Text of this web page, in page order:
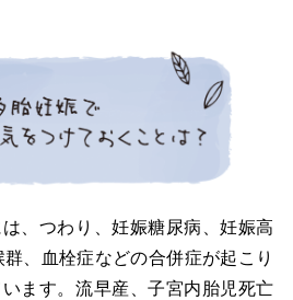
、つわり、妊娠糖尿病、妊娠高
、血栓症などの合併症が起こり
ます。流早産、子宮内胎児死亡